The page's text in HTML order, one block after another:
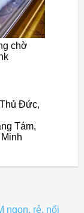
chờ
Đức,
Tám,
ngon, rẻ, nổi